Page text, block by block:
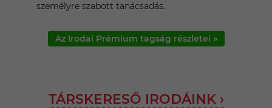
személyre szabott tanácsadás.
Az Irodai Prémium tagság részletei »
TÁRSKERESŐ IRODÁINK ›